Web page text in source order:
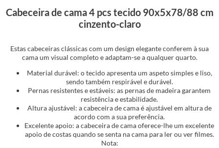
Cabeceira de cama 4 pcs tecido 90x5x78/88 cm
cinzento-claro
Estas cabeceiras clássicas com um design elegante conferem à sua
cama um visual completo e adaptam-se a qualquer quarto.
Material durável: o tecido apresenta um aspeto simples e liso,
sendo também respirável e durável.
Pernas resistentes e estáveis: as pernas de madeira garantem
resistência e estabilidade.
Altura ajustável: a cabeceira de cama é ajustável em altura de
acordo com a sua preferência.
Excelente apoio: a cabeceira de cama oferece-lhe um excelente
apoio de costas quando se senta na cama para ler ou ver filmes.
Nota: